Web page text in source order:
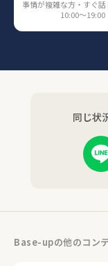
事情が複雑な方・すぐ話
10:00〜19:00
同じ状
Base-upの他のコン